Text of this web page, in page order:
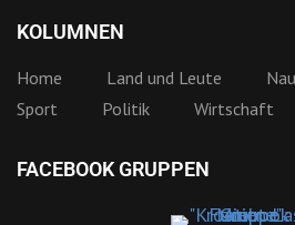
KOLUMNEN
Home Land und Leute
Sport
Politik Wirtschaft
FACEBOOK GRUPPEN